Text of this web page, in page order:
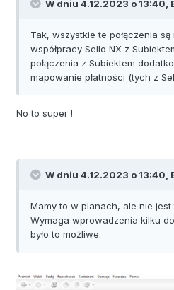
W dniu 4.12.2023 o 13:40,
Tak, wszystkie te połączenia
współpracy Sello NX z
połączenia z Subiektem
mapowanie płatności (tych z
No to super !
W dniu 4.12.2023 o 13:40,
Mamy to w planach, ale nie
Wymaga wprowadzenia kilku
było to możliwe.